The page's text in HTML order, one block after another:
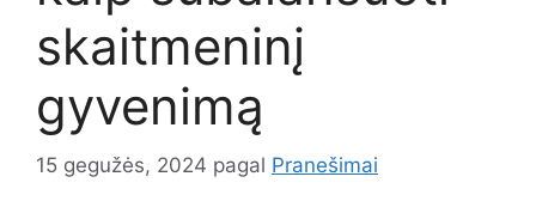
skaitmeninį
gyvenimą
15 gegužės, 2024 pagal Pranešimai